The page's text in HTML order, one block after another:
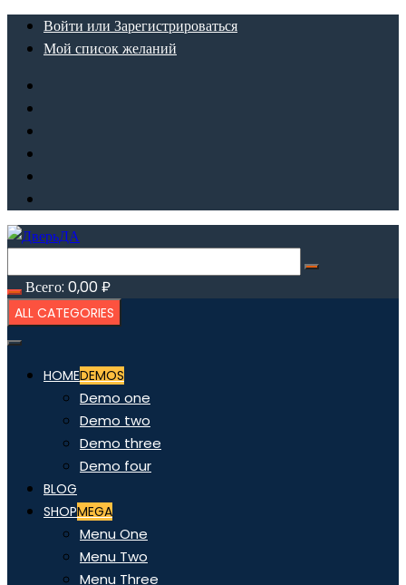
ПерейтиВойти или Зарегистрироваться
Мой список желаний
Всего: 0,00₽
ALL CATEGORIES
HOMEDEMOS
Demo one
Demo two
Demo three
Demo four
BLOG
SHOPMEGA
Menu One
Menu Two
Menu Three